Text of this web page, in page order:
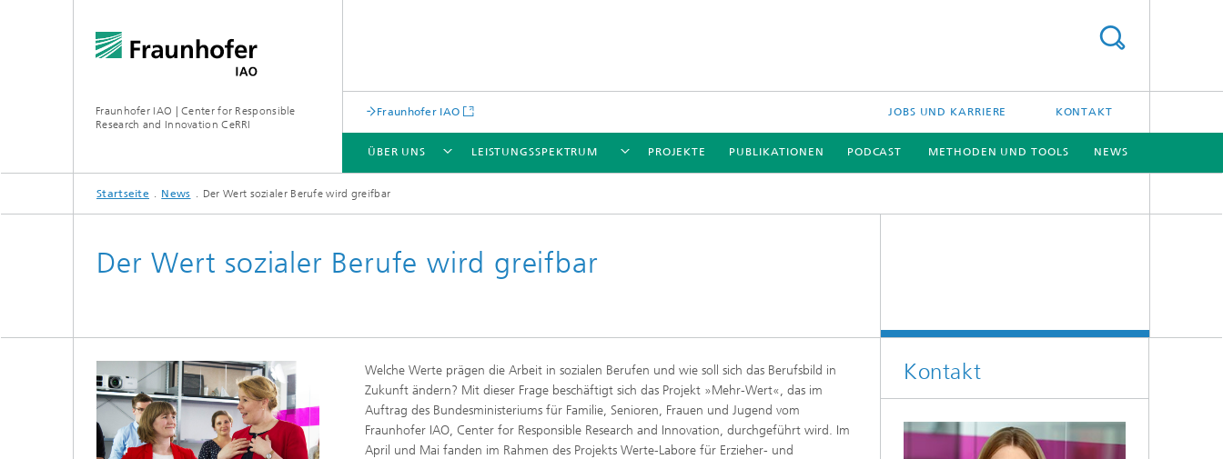
Fraunhofer IAO | Center for Responsible
Research and Innovation CeRRI
Fraunhofer IAO JOBS UND KARRIERE KONTAKT
ÜBER UNS
ÜBER UNS
LEISTUNGSSPEKTRUM
LEISTUNGSSPEKTRUM
PROJEKTE PUBLIKATIONEN PODCAST METHODEN UND TOOLS NEWS
Startseite News Der Wert sozialer Berufe wird greifbar
Der Wert sozialer Berufe wird greifbar
Welche Werte prägen die Arbeit in sozialen Berufen und wie soll sich das Berufsbild in
Zukunft ändern? Mit dieser Frage beschäftigt sich das Projekt »Mehr-Wert«, das im
Auftrag des Bundesministeriums für Familie, Senioren, Frauen und Jugend vom
Fraunhofer IAO, Center for Responsible Research and Innovation, durchgeführt wird. Im
April und Mai fanden im Rahmen des Projekts Werte-Labore für Erzieher- und
Kontakt